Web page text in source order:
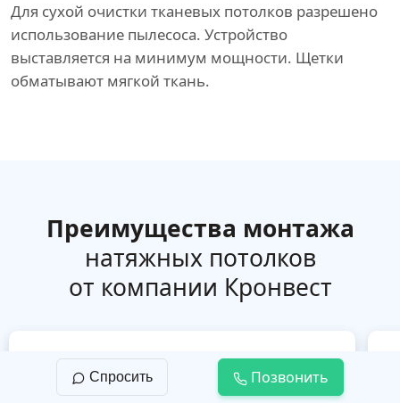
Для сухой очистки тканевых потолков разрешено
использование пылесоса. Устройство
выставляется на минимум мощности. Щетки
обматывают мягкой ткань.
Преимущества монтажа
натяжных потолков
от компании Кронвест
Спросить Позвонить